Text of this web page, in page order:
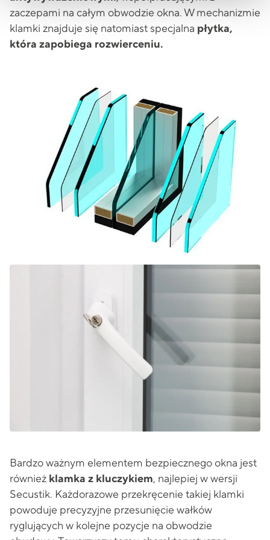
zaczepami na całym obwodzie okna. W mechanizmie
klamki znajduje się natomiast specjalna płytka,
która zapobiega rozwierceniu.
Bardzo ważnym elementem bezpiecznego okna jest
również klamka z kluczykiem, najlepiej w wersji
Secustik. Każdorazowe przekręcenie takiej klamki
powoduje precyzyjne przesunięcie wałków
ryglujących w kolejne pozycje na obwodzie